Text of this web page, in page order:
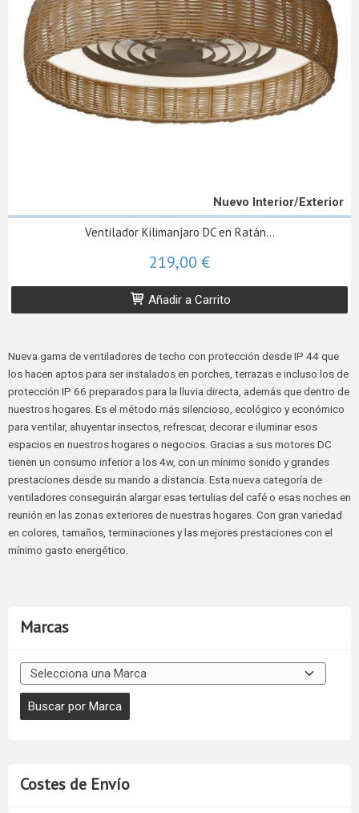
Marcas
Costes de Envío
Nuevo Interior/Exterior
Ventilador Kilimanjaro DC en Ratán...
219,00 €
Añadir a Carrito
Nueva gama de ventiladores de techo con protección desde IP 44 que
los hacen aptos para ser instalados en porches, terrazas e incluso los de
protección IP 66 preparados para la lluvia directa, además que dentro de
nuestros hogares. Es el método más silencioso, ecológico y económico
para ventilar, ahuyentar insectos, refrescar, decorar e iluminar esos
espacios en nuestros hogares o negocios. Gracias a sus motores DC
tienen un consumo inferior a los 4w, con un mínimo sonido y grandes
prestaciones desde su mando a distancia. Esta nueva categoría de
ventiladores conseguirán alargar esas tertulias del café o esas noches en
reunión en las zonas exteriores de nuestras hogares. Con gran variedad
en colores, tamaños, terminaciones y las mejores prestaciones con el
mínimo gasto energético.